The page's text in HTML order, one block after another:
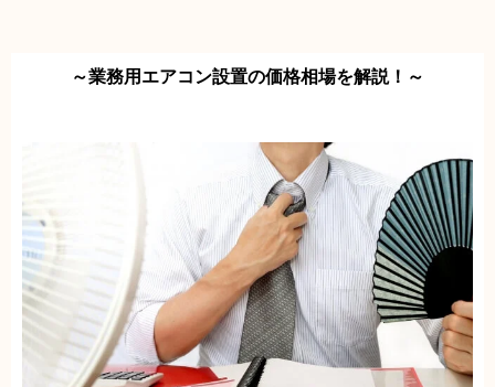
～業務用エアコン設置の価格相場を解説！～